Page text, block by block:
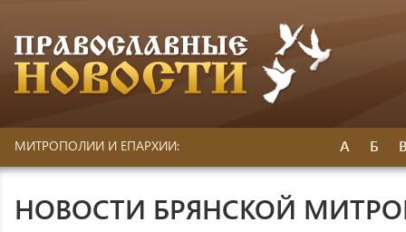
МИТРОПОЛИИ И ЕПАРХИИ: А Б
НОВОСТИ БРЯНСКОЙ